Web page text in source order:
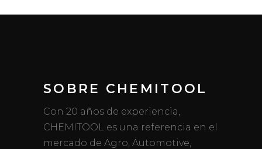
SOBRE CHEMITOOL
Con 20 años de experiencia,
CHEMITOOL es una referencia en el
mercado de Agro, Automotive,